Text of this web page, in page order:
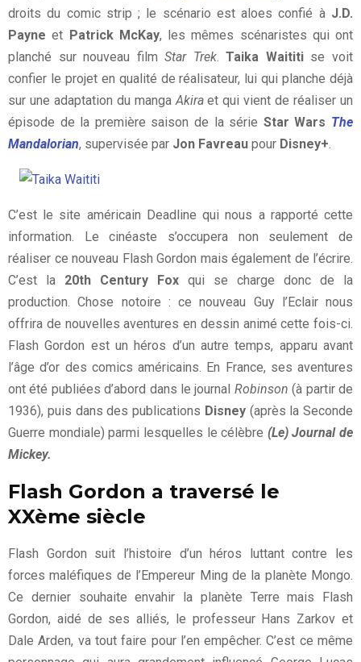
droits du comic strip ; le scénario est aloes confié àJ.D.
Payne et Patrick McKay, les mêmes scénaristes qui ont
planché sur nouveau filmStar Trek.Taika Waititise voit
confier le projet en qualité de réalisateur, lui qui planche déjà
sur une adaptation du manga Akiraet qui vient de réaliser un
épisode de la première saison de la série Star Wars The
Mandalorian, supervisée par Jon Favreau pour Disney+
C’est le site américain Deadline qui nous a rapporté cette
information. Le cinéaste s’occupera non seulement de
réaliser ce nouveau Flash Gordon mais également de l’écrire.
C’est la 20th Century Fox qui se charge donc de la
production. Chose notoire : ce nouveau Guy l’Eclair nous
offrira de nouvelles aventures en dessin animé cette fois-ci.
Flash Gordon est un héros d’un autre temps, apparu avant
l’âge d’or des comics américains. En France, ses aventures
ont été publiées d’abord dans le journal Robinson (à partir de
1936), puis dans des publications Disney(après la Seconde
Guerre mondiale) parmi lesquelles le célèbre (Le) Journal de
Mickey.
Flash Gordon a traversé le
XXème siècle
Flash Gordon suit l’histoire d’un héros luttant contre les
forces maléfiques de l’Empereur Ming de la planète Mongo.
Ce dernier souhaite envahir la planète Terre mais Flash
Gordon, aidé de ses alliés, le professeur Hans Zarkov et
Dale Arden, va tout faire pour l’en empêcher. C’est ce même